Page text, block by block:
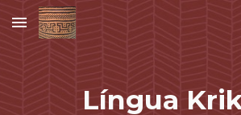
Skip to main content
Língua